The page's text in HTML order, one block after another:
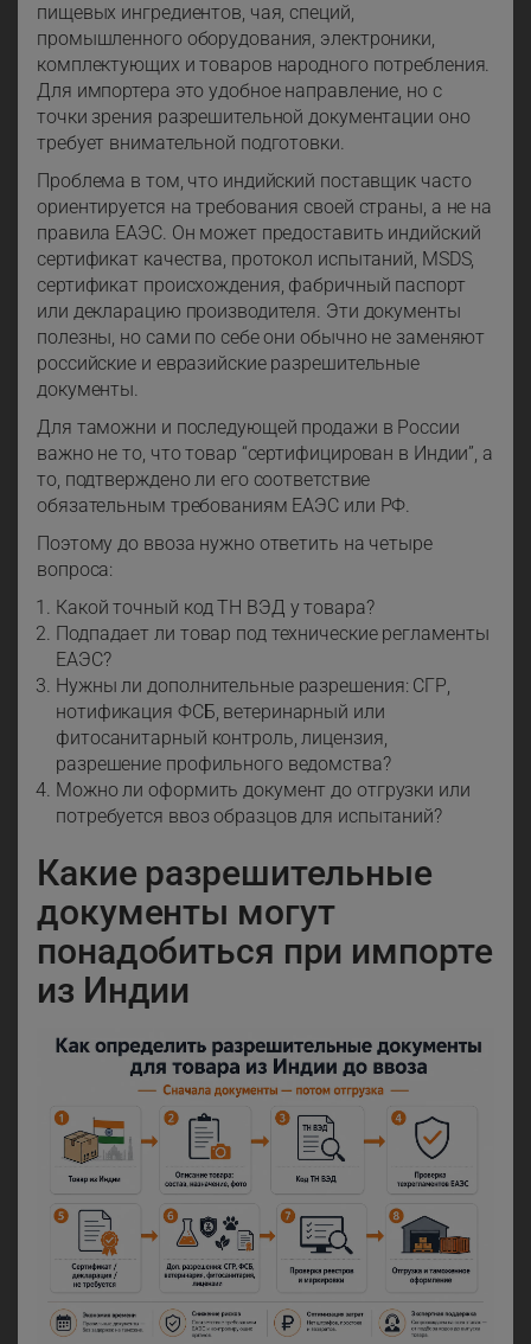
пищевых ингредиентов, чая, специй,
промышленного оборудования, электроники,
комплектующих и товаров народного потребления.
Для импортера это удобное направление, но с
точки зрения разрешительной документации оно
требует внимательной подготовки.
Проблема в том, что индийский поставщик часто
ориентируется на требования своей страны, а не на
правила ЕАЭС. Он может предоставить индийский
сертификат качества, протокол испытаний, MSDS,
сертификат происхождения, фабричный паспорт
или декларацию производителя. Эти документы
полезны, но сами по себе они обычно не заменяют
российские и евразийские разрешительные
документы.
Для таможни и последующей продажи в России
важно не то, что товар “сертифицирован в Индии”, а
то, подтверждено ли его соответствие
обязательным требованиям ЕАЭС или РФ.
Поэтому до ввоза нужно ответить на четыре
вопроса:
Какой точный код ТН ВЭД у товара?
Подпадает ли товар под технические регламенты
ЕАЭС?
Нужны ли дополнительные разрешения: СГР,
нотификация ФСБ, ветеринарный или
фитосанитарный контроль, лицензия,
разрешение профильного ведомства?
Можно ли оформить документ до отгрузки или
потребуется ввоз образцов для испытаний?
Какие разрешительные
документы могут
понадобиться при импорте
из Индии